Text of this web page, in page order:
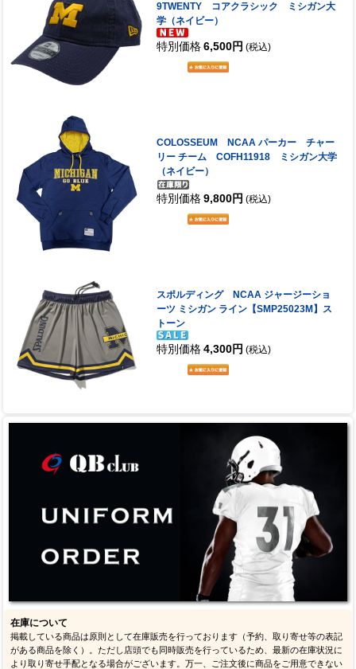
9TWENTY コアクラシック ミシガン大
学（ネイビー）
特別価格 6,500円 (税込)
COLOSSEUM NCAA パーカー チャー
リー チーム COFH11918 ミシガン大学
（ネイビー）
特別価格 9,800円 (税込)
スポルディング NCAA ジャージーショ
ーツ ミシガン ライン【SMP25023M】ス
トーン
特別価格 4,300円 (税込)
在庫について
掲載している商品は原則として在庫販売を行っております（予約、取り寄せ等の表記
がある商品を除く）。ただし店頭でも同時販売を行っているため、最新の在庫状況に
より取り寄せ手配となる場合がございます。万一、ご注文後に商品をご用意できない